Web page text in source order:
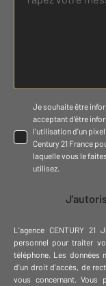
Je souhaite être
acceptant d'être
l'utilisation d'un
Century 21 France
laquelle vous le
utilisez.
L'agence CENTURY 21
personnel pour traiter
téléphone. Les données
d'un droit d'accès, de
vous concernant. Vous